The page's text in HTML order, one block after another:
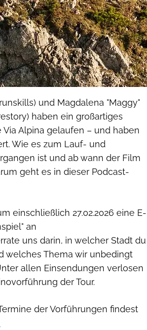
und Magdalena "Maggy"
haben ein großartiges
Alpina gelaufen – und haben
Wie es zum Lauf- und
ist und ab wann der Film
geht es in dieser Podcast-
einschließlich 27.02.2026 eine E-
an
uns darin, in welcher Stadt du
welches Thema wir unbedingt
allen Einsendungen verlosen
der Tour.
der Vorführungen findest